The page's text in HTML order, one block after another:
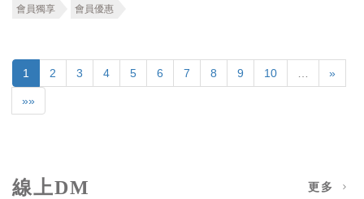
會員獨享 會員優惠
1 2 3 4 5 6 7 8 9 10 »
»»
線上DM 更多